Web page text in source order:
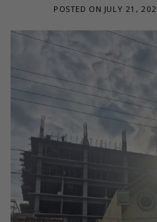
POSTED ON JULY 21,